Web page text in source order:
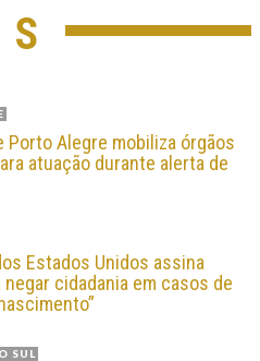
Porto Alegre mobiliza órgãos
atuação durante alerta de
Estados Unidos assina
cidadania em casos de
SUL